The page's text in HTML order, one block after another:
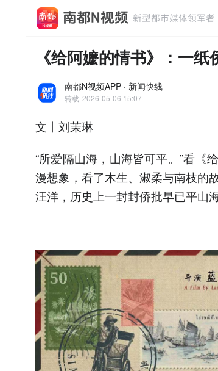
《给阿嬷的情书》：一
南都N视频APP · 新闻快线
转载 2026-05-06 15:07
文丨刘茉琳
“所爱隔山海，山海皆可平。”看《
漫想象，看了木生、淑柔与南枝的
汪洋，历史上一封封侨批早已平山海